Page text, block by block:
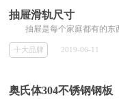
抽屉滑轨尺寸
十大品牌 2019-06-11
奥氏体304不锈钢钢板